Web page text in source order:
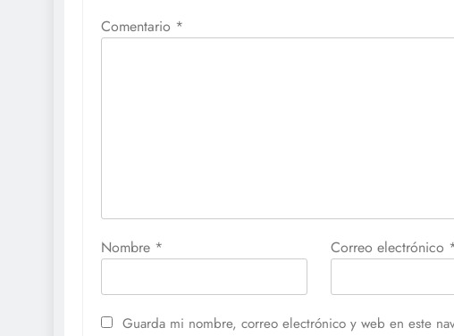
Comentario *
Nombre * Correo electrónico
Guarda mi nombre, correo electrónico y web en este